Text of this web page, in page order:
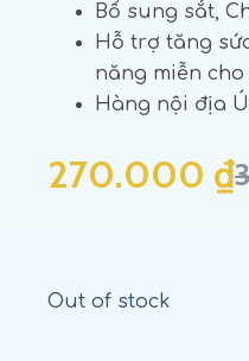
Bổ sung sắt,
Hỗ trợ tăng
năng miễn
Hàng nội địa
270.000 ₫
Out of stock